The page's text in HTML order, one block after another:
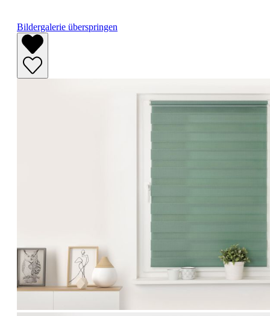
Bildergalerie überspringen